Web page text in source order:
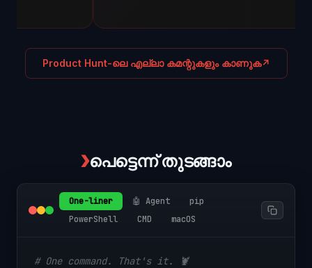
Product Hunt-ലെ എല്ലാ കമന്റുകളും കാണുക↗
❯പെട്ടെന്ന് തുടങ്ങാം
One-liner 🤖 Agent
pip
PowerShell
CMD macOS
# One command. That's it. 🦞